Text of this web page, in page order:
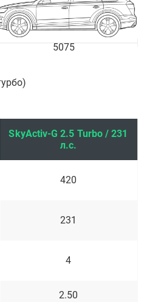
5075
SkyActiv-G 2.5 Turbo / 231
л.с.
420
231
4
2.50